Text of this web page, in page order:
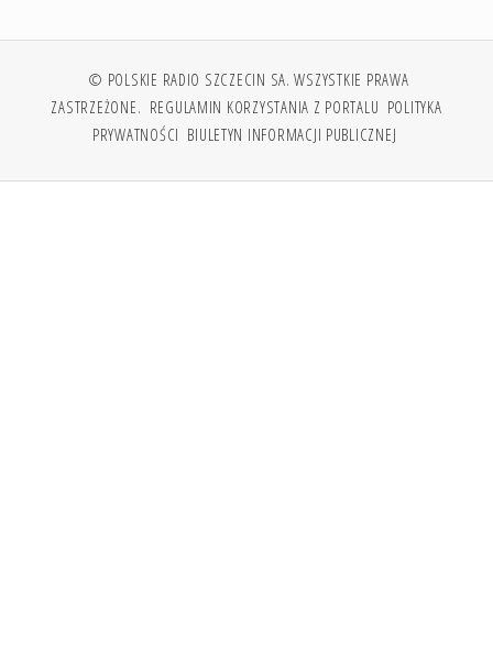
© POLSKIE RADIO SZCZECIN SA. WSZYSTKIE PRAWA
ZASTRZEŻONE. REGULAMIN KORZYSTANIA Z PORTALU POLITYKA
PRYWATNOŚCI BIULETYN INFORMACJI PUBLICZNEJ